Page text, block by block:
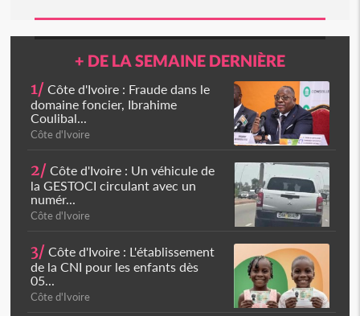
+ DE LA SEMAINE DERNIÈRE
1/ Côte d'Ivoire : Fraude dans le
domaine foncier, Ibrahime
Coulibal...
Côte d'Ivoire
2/ Côte d'Ivoire : Un véhicule de
la GESTOCI circulant avec un
numér...
Côte d'Ivoire
3/ Côte d'Ivoire : L'établissement
de la CNI pour les enfants dès
05...
Côte d'Ivoire